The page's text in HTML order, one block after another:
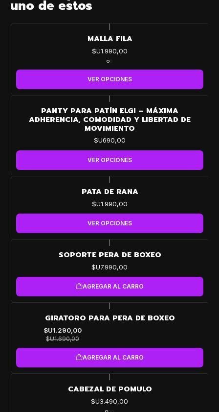
uno de estos
MALLA FILA
$U1.990,00
VER OPCIONES
PANTY PARA PATÍN ELGI – MÁXIMA
ADHERENCIA, COMODIDAD Y LIBERTAD DE
MOVIMIENTO
$U690,00
VER OPCIONES
PATA DE RANA
$U1.990,00
VER OPCIONES
SOPORTE PERA DE BOXEO
$U7.990,00
AGREGAR AL CARRO
GIRATORO PARA PERA DE BOXEO
$U1.290,00
$U1.690,00
AGREGAR AL CARRO
CABEZAL DE POMULO
$U3.490,00